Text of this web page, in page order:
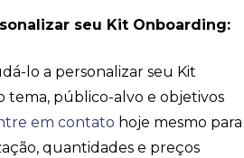
seu Kit Onboarding:
lo a personalizar seu Kit
tema, público-alvo e objetivos
em contato hoje mesmo para
quantidades e preços